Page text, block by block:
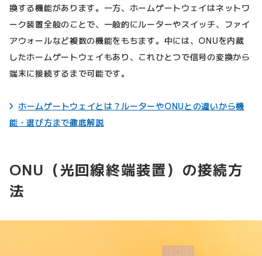
換する機能があります。一方、ホームゲートウェイはネットワ
ーク装置全般のことで、一般的にルーターやスイッチ、ファイ
アウォールなど複数の機能をもちます。中には、ONUを内蔵
したホームゲートウェイもあり、これひとつで信号の変換から
端末に接続するまで可能です。
ホームゲートウェイとは？ルーターやONUとの違いから機
能・選び方まで徹底解説
ONU（光回線終端装置）の接続方
法